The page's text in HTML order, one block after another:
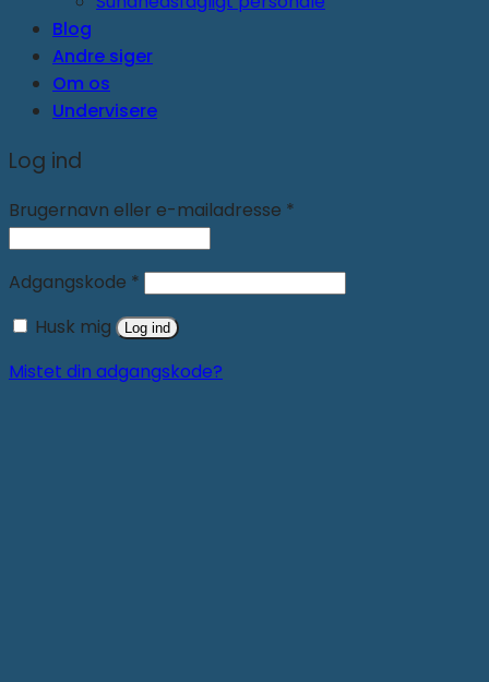
Blog
Andre siger
Om os
Undervisere
Log ind
Brugernavn eller e-mailadresse *
Adgangskode *
Husk mig
Log ind
Mistet din adgangskode?